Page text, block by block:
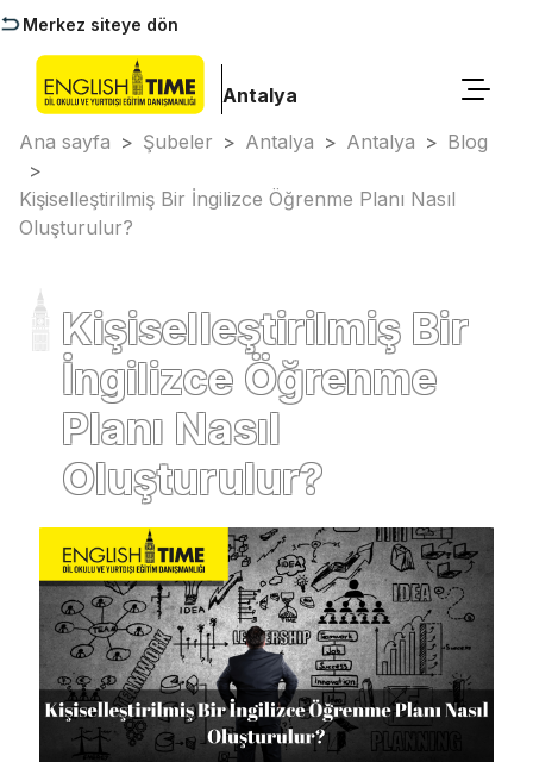
Merkez siteye dön
Antalya
Ana sayfa > Şubeler > Antalya > Antalya > Blog
>
Kişiselleştirilmiş Bir İngilizce Öğrenme Planı Nasıl
Oluşturulur?
Kişiselleştirilmiş Bir
İngilizce Öğrenme
Planı Nasıl
Oluşturulur?